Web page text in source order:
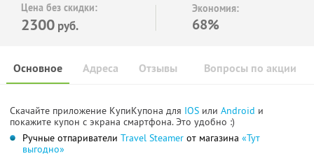
Цена без скидки:
2300 руб.
Экономия:
68%
Основное Отзывы Вопросы по акции
Адреса
Скачайте приложение КупиКупона для IOS или Android и
покажите купон с экрана смартфона. Это удобно :)
Ручные отпариватели Travel Steamer от магазина «Тут
выгодно»